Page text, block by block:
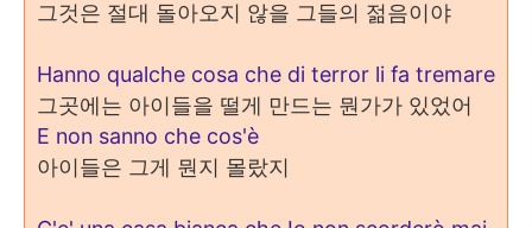
그것은 절대 돌아오지 않을 그들의 젊음이야
Hanno qualche cosa che di terror li fa tremare
그곳에는 아이들을 떨게 만드는 뭔가가 있었어
E non sanno che cos'è
아이들은 그게 뭔지 몰랐지